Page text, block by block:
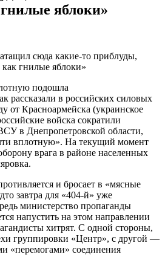
яблоки»
подошла
рассказали в российских силовых
от Красноармейска (украинское
войска сократили
в Днепропетровской области,
вплотную». На текущий момент
врага в районе населенных
и бросает в «мясные
завтра для «404-й» уже
министерство пропаганды
напустить на этом направлении
хитрят. С одной стороны,
группировки «Центр», с другой —
«перемогами» соединения